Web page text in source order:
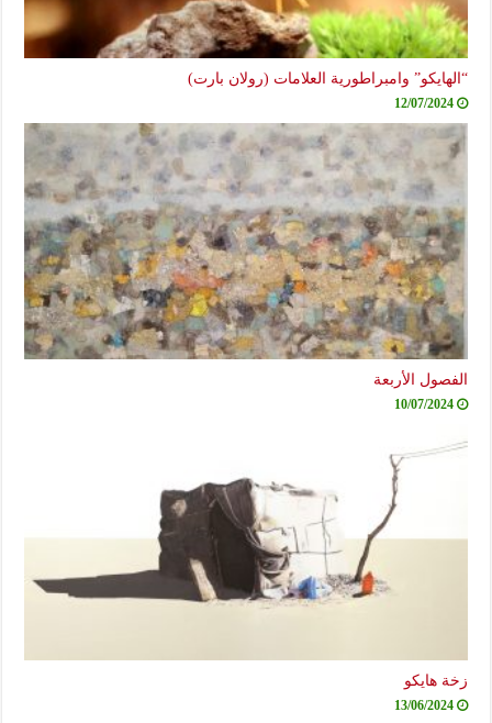
“الهايكو” وامبراطورية العلامات (رولان بارت)
12/07/2024
الفصول الأربعة
10/07/2024
زخة هايكو
13/06/2024